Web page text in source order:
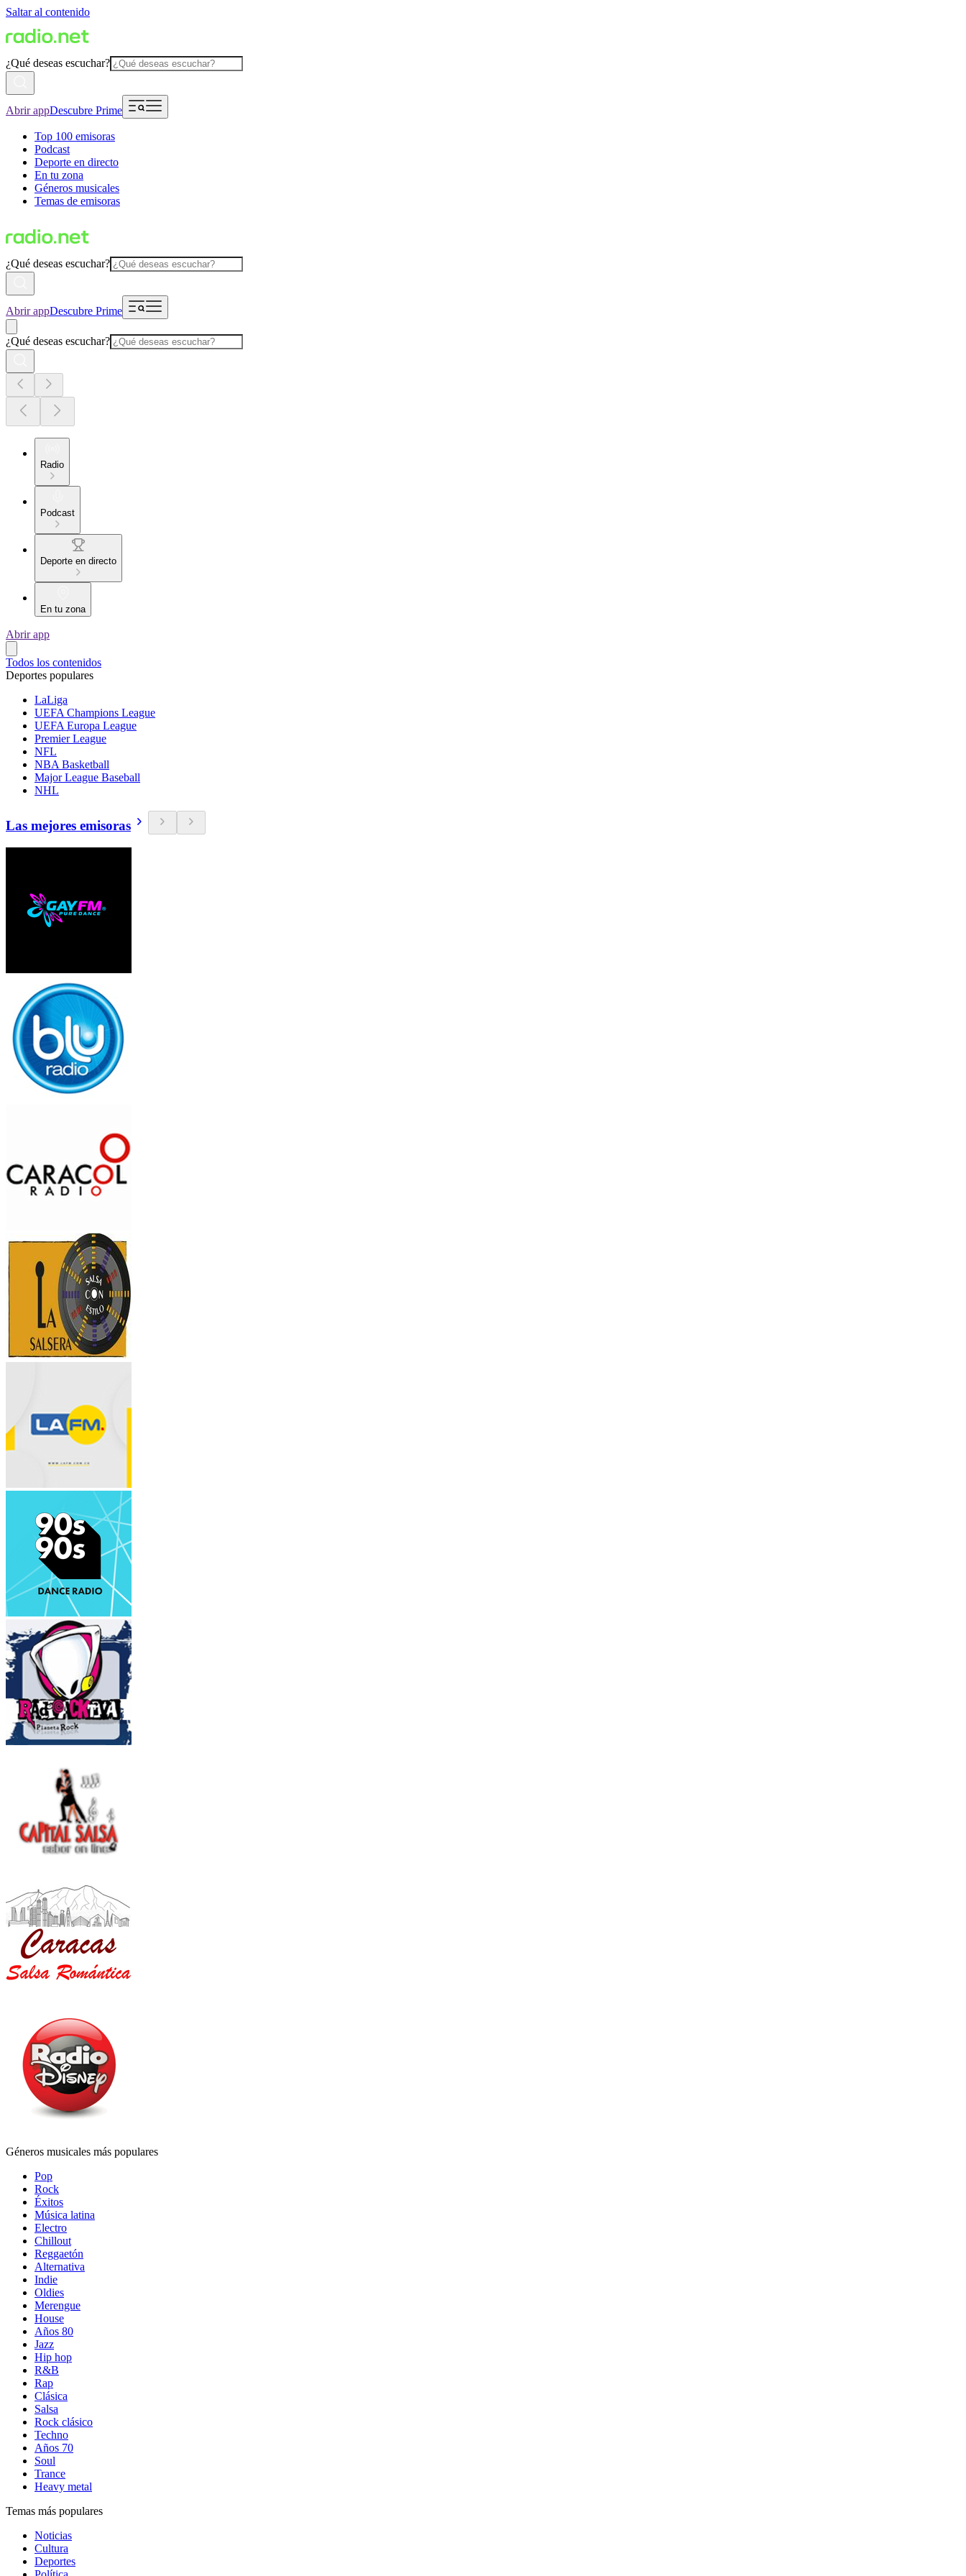
Saltar al contenido
¿Qué deseas escuchar?
Abrir appDescubre Prime
Top 100 emisoras
Podcast
Deporte en directo
En tu zona
Géneros musicales
Temas de emisoras
¿Qué deseas escuchar?
Abrir appDescubre Prime
¿Qué deseas escuchar?
Radio
Podcast
Deporte en directo
En tu zona
Abrir app
Todos los contenidos
Deportes populares
LaLiga
UEFA Champions League
UEFA Europa League
Premier League
NFL
NBA Basketball
Major League Baseball
NHL
Las mejores emisoras
Géneros musicales más populares
Pop
Rock
Éxitos
Música latina
Electro
Chillout
Reggaetón
Alternativa
Indie
Oldies
Merengue
House
Años 80
Jazz
Hip hop
R&B
Rap
Clásica
Salsa
Rock clásico
Techno
Años 70
Soul
Trance
Heavy metal
Temas más populares
Noticias
Cultura
Deportes